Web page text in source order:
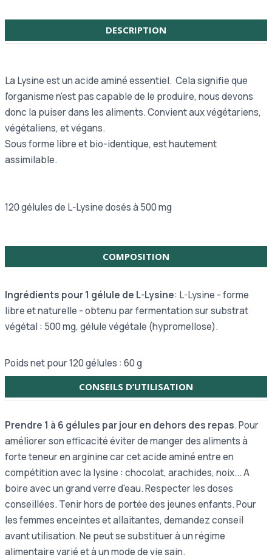
DESCRIPTION
La Lysine est un acide aminé essentiel. Cela signifie que
l'organisme n'est pas capable de le produire, nous devons
donc la puiser dans les aliments. Convient aux végétariens,
végétaliens, et végans.
Sous forme libre et bio-identique, est hautement
assimilable.
120 gélules de L-Lysine dosés à 500 mg
COMPOSITION
Ingrédients pour 1 gélule de L-Lysine: L-Lysine - forme
libre et naturelle - obtenu par fermentation sur substrat
végétal : 500 mg, gélule végétale (hypromellose).
Poids net pour 120 gélules : 60 g
CONSEILS D’UTILISATION
Prendre 1 à 6 gélules par jour en dehors des repas. Pour
améliorer son efficacité éviter de manger des aliments à
forte teneur en arginine car cet acide aminé entre en
compétition avec la lysine : chocolat, arachides, noix... A
boire avec un grand verre d'eau. Respecter les doses
conseillées. Tenir hors de portée des jeunes enfants. Pour
les femmes enceintes et allaitantes, demandez conseil
avant utilisation. Ne peut se substituer à un régime
alimentaire varié et à un mode de vie sain.